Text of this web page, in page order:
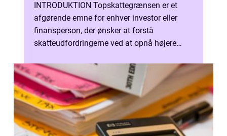
INTRODUKTION Topskattegrænsen er et
afgørende emne for enhver investor eller
finansperson, der ønsker at forstå
skatteudfordringerne ved at opnå højere
de...